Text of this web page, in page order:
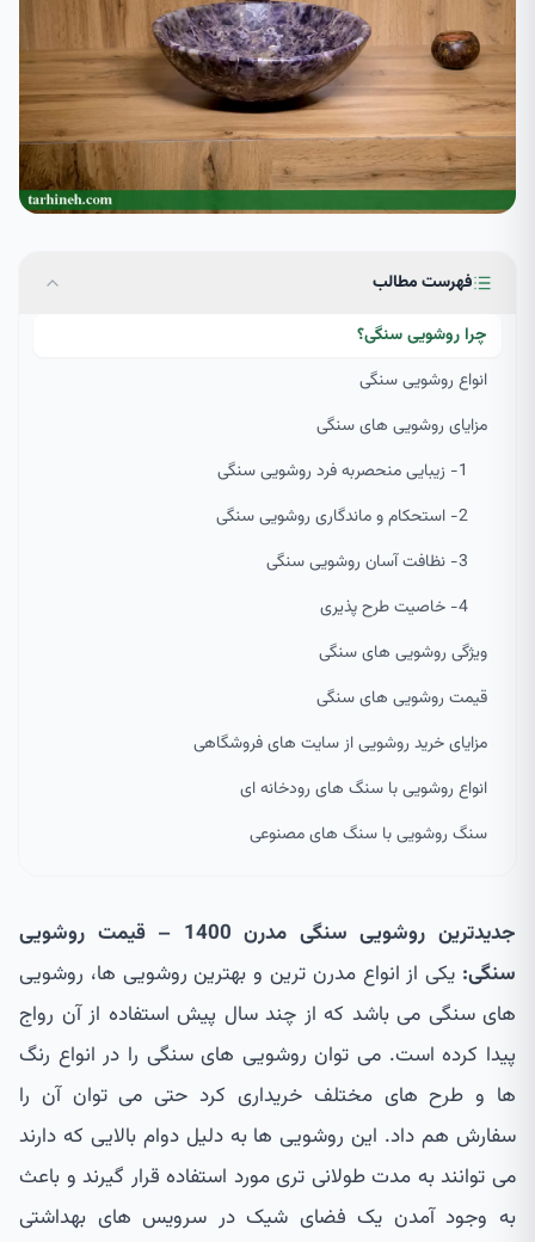
فهرست مطالب
چرا روشویی سنگی؟
انواع روشویی سنگی
مزایای روشویی های سنگی
1- زیبایی منحصربه فرد روشویی سنگی
2- استحکام و ماندگاری روشویی سنگی
3- نظافت آسان روشویی سنگی
4- خاصیت طرح پذیری
ویژگی روشویی های سنگی
قیمت روشویی های سنگی
مزایای خرید روشویی از سایت های فروشگاهی
انواع روشویی با سنگ های رودخانه ای
سنگ روشویی با سنگ های مصنوعی
جدیدترین روشویی سنگی مدرن 1400 – قیمت روشویی
سنگی: یکی از انواع مدرن ترین و بهترین روشویی ها، روشویی
های سنگی می باشد که از چند سال پیش استفاده از آن رواج
پیدا کرده است. می توان روشویی های سنگی را در انواع رنگ
ها و طرح های مختلف خریداری کرد حتی می توان آن را
سفارش هم داد. این روشویی ها به دلیل دوام بالایی که دارند
می توانند به مدت طولانی تری مورد استفاده قرار گیرند و باعث
به وجود آمدن یک فضای شیک در سرویس های بهداشتی